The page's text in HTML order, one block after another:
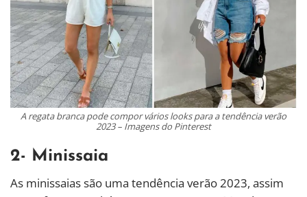
A regata branca pode compor vários looks para a tendência verão
2023 – Imagens do Pinterest
2- Minissaia
As minissaias são uma tendência verão 2023, assim